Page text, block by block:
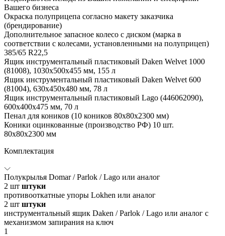
Вашего бизнеса
Окраска полуприцепа согласно макету заказчика
(брендирование)
Дополнительное запасное колесо с диском (марка в
соответствии с колесами, установленными на полуприцеп)
385/65 R22,5
Ящик инструментальный пластиковый Daken Welvet 1000
(81008), 1030x500x455 мм, 155 л
Ящик инструментальный пластиковый Daken Welvet 600
(81004), 630x450x480 мм, 78 л
Ящик инструментальный пластиковый Lago (446062090),
600x400x475 мм, 70 л
Пенал для коников (10 коников 80х80х2300 мм)
Коники оцинкованные (производство РФ) 10 шт.
80х80х2300 мм
Комплектация
Полукрылья Domar / Parlok / Lago или аналог
2 шт штуки
противооткатные упоры Lokhen или аналог
2 шт штуки
инструментальный ящик Daken / Parlok / Lago или аналог с
механизмом запирания на ключ
1